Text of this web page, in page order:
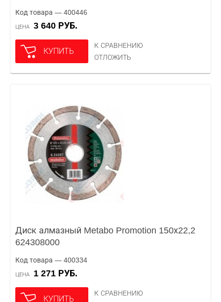
Код товара — 400446
ЦЕНА 3 640 РУБ.
КУПИТЬ
К СРАВНЕНИЮ
ОТЛОЖИТЬ
Диск алмазный Metabo Promotion 150х22,2
624308000
Код товара — 400334
ЦЕНА 1 271 РУБ.
КУПИТЬ
К СРАВНЕНИЮ